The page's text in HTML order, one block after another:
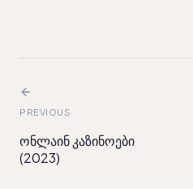
PREVIOUS
ონლაინ კაზინოები
(2023)